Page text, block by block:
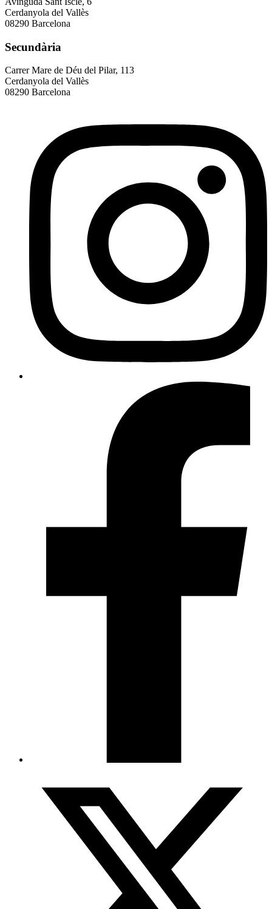
Cerdanyola del Vallès
08290 Barcelona
Secundària
Carrer Mare de Déu del Pilar, 113
Cerdanyola del Vallès
08290 Barcelona